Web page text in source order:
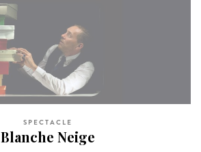
SPECTACLE
Blanche Neige